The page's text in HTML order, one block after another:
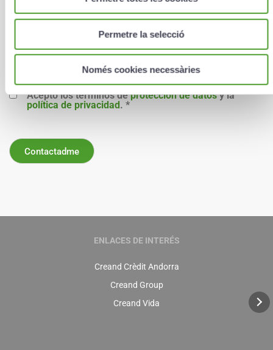
Permetre la selecció
Només cookies necessàries
Acepto los términos deprotección de datosy la
política de privacidad .*
ENLACES DE INTERÉS
Creand Crèdit Andorra
Creand Group
Creand Vida